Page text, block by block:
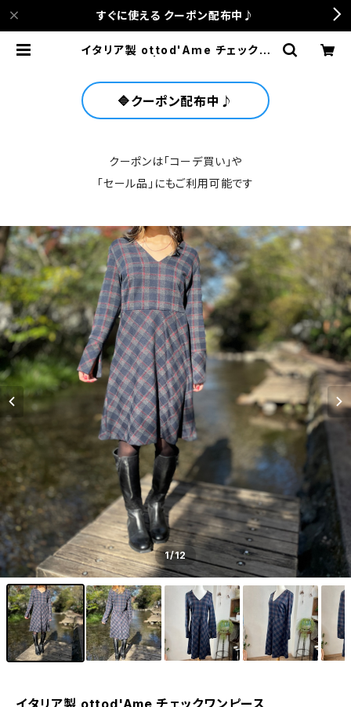
すぐに使える クーポン配布中♪
イタリア製 ottod'Ame チェックワ
🔷クーポン配布中♪
クーポンは「コーデ買い」や
「セール品」にもご利用可能です
1/12
イタリア製 ottod'Ame チェックワンピース